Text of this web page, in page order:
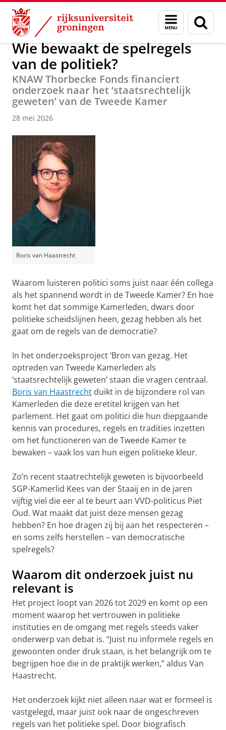
Skip
Content
Skip
Navigation
Menu
en
zoeken
Over ons Nieuwsarchief
Wie bewaakt de spelregels
van de politiek?
KNAW Thorbecke Fonds financiert
onderzoek naar het ‘staatsrechtelijk
geweten’ van de Tweede Kamer
28 mei 2026
Boris van Haastrecht
Waarom luisteren politici soms juist naar één collega
als het spannend wordt in de Tweede Kamer? En hoe
komt het dat sommige Kamerleden, dwars door
politieke scheidslijnen heen, gezag hebben als het
gaat om de regels van de democratie?
In het onderzoeksproject ‘Bron van gezag. Het
optreden van Tweede Kamerleden als
‘staatsrechtelijk geweten’ staan die vragen centraal.
Boris van Haastrecht duikt in de bijzondere rol van
Kamerleden die deze eretitel krijgen van het
parlement. Het gaat om politici die hun diepgaande
kennis van procedures, regels en tradities inzetten
om het functioneren van de Tweede Kamer te
bewaken – vaak los van hun eigen politieke kleur.
Zo’n recent staatrechtelijk geweten is bijvoorbeeld
SGP-Kamerlid Kees van der Staaij en in de jaren
vijftig viel die eer al te beurt aan VVD-politicus Piet
Oud. Wat maakt dat juist deze mensen gezag
hebben? En hoe dragen zij bij aan het respecteren –
en soms zelfs herstellen – van democratische
spelregels?
Waarom dit onderzoek juist nu
relevant is
Het project loopt van 2026 tot 2029 en komt op een
moment waarop het vertrouwen in politieke
instituties en de omgang met regels steeds vaker
onderwerp van debat is. “Juist nu informele regels en
gewoonten onder druk staan, is het belangrijk om te
begrijpen hoe die in de praktijk werken,” aldus Van
Haastrecht.
Het onderzoek kijkt niet alleen naar wat er formeel is
vastgelegd, maar juist ook naar de ongeschreven
regels van het politieke spel. Door biografisch